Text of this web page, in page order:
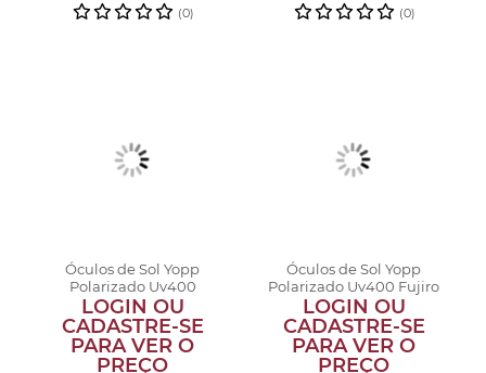
(0) (0)
Óculos de Sol Yopp
Polarizado Uv400
Falastrona
LOGIN OU
CADASTRE-SE
PARA VER O
PREÇO
Óculos de Sol Yopp
Polarizado Uv400 Fujiro
Nakombi
LOGIN OU
CADASTRE-SE
PARA VER O
PREÇO